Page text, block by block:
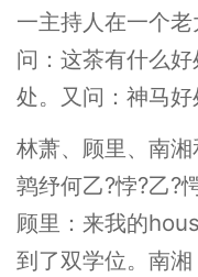
一主持人在一个
问：这茶有什么
处。又问：神马
林萧、顾里、南
鹑纾何乙?悖?乙?
顾里：来我的
到了双学位。南